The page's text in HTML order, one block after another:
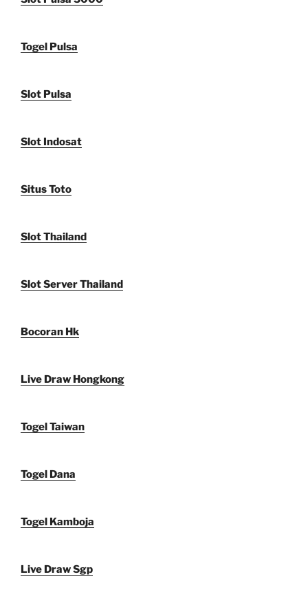
Togel Pulsa
Slot Pulsa
Slot Indosat
Situs Toto
Slot Thailand
Slot Server Thailand
Bocoran Hk
Live Draw Hongkong
Togel Taiwan
Togel Dana
Togel Kamboja
Live Draw Sgp